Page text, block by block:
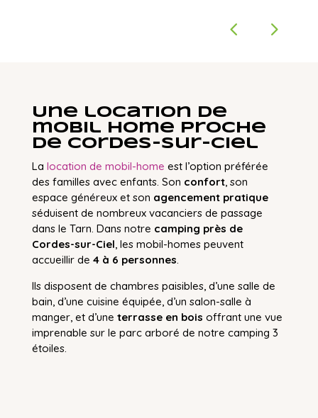
Une location de
mobil home proche
de Cordes-sur-Ciel
La location de mobil-home est l’option préférée
des familles avec enfants. Son confort, son
espace généreux et son agencement pratique
séduisent de nombreux vacanciers de passage
dans le Tarn. Dans notre camping près de
Cordes-sur-Ciel , les mobil-homes peuvent
accueillir de 4 à 6 personnes
Ils disposent de chambres paisibles, d’une salle de
bain, d’une cuisine équipée, d’un salon-salle à
manger, et d’une terrasse en bois offrant une vue
imprenable sur le parc arboré de notre camping 3
étoiles.